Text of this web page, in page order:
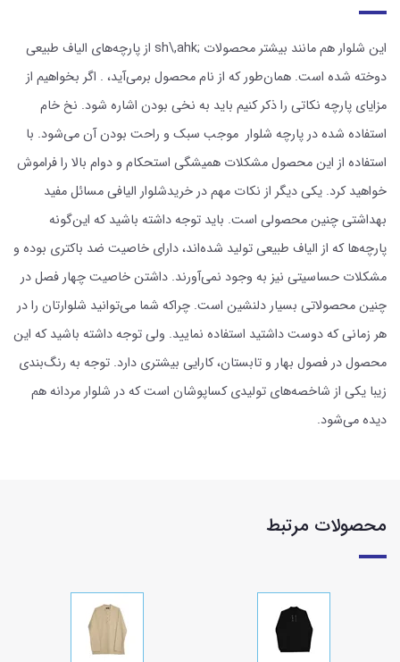
این شلوار هم مانند بیشتر محصولات ;sh\,ahk از پارچه‌های الیاف طبیعی
دوخته شده است. همان‌طور که از نام محصول برمی‌آید، . اگر بخواهیم از
مزایای پارچه نکاتی را ذکر کنیم باید به نخی بودن اشاره شود. نخ خام
استفاده شده در پارچه شلوار موجب سبک و راحت بودن آن می‌شود. با
استفاده از این محصول مشکلات همیشگی استحکام و دوام بالا را فراموش
خواهید کرد. یکی دیگر از نکات مهم در خریدشلوار الیافی مسائل مفید
بهداشتی چنین محصولی است. باید توجه داشته باشید که این‌گونه
پارچه‌ها که از الیاف طبیعی تولید شده‌اند، دارای خاصیت ضد باکتری بوده و
مشکلات حساسیتی نیز به وجود نمی‌آورند. داشتن خاصیت چهار فصل در
چنین محصولاتی بسیار دلنشین است. چراکه شما می‌توانید شلوارتان را در
هر زمانی که دوست داشتید استفاده نمایید. ولی توجه داشته باشید که این
محصول در فصول بهار و تابستان، کارایی بیشتری دارد. توجه به رنگ‌بندی
زیبا یکی از شاخصه‌های تولیدی کساپوشان است که در شلوار مردانه هم
دیده می‌شود.
محصولات مرتبط